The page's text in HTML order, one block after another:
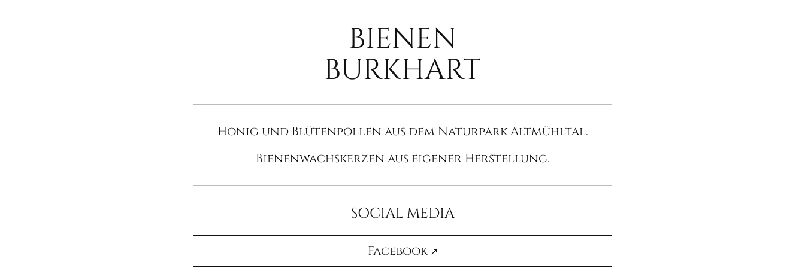
BIENEN
BURKHART
Honig und Blütenpollen aus dem Naturpark Altmühltal.
Bienenwachskerzen aus eigener Herstellung.
SOCIAL MEDIA
Facebook